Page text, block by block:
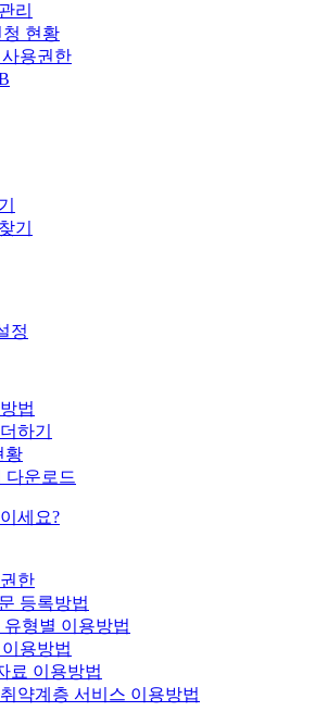
리
청 현황
용권한
기
정
법
하기
황
다운로드
세요?
한
등록방법
유형별 이용방법
용방법
료 이용방법
약계층 서비스 이용방법